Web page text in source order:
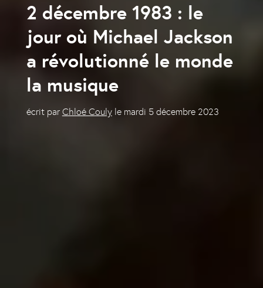
2 décembre 1983 : le
jour où Michael Jackson
a révolutionné le monde
la musique
écrit par Chloé Couly le mardi 5 décembre 2023